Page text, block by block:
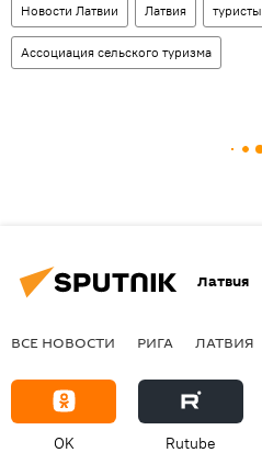
Новости Латвии Латвия туристы
Ассоциация сельского туризма
Латвия
ВСЕ НОВОСТИ РИГА ЛАТВИЯ
OK Rutube